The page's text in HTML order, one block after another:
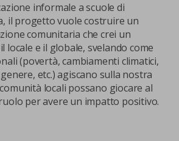
informale a scuole di
il progetto vuole costruire un
comunitaria che crei un
locale e il globale, svelando come
(povertà, cambiamenti climatici,
etc.) agiscano sulla nostra
locali possano giocare al
per avere un impatto positivo.